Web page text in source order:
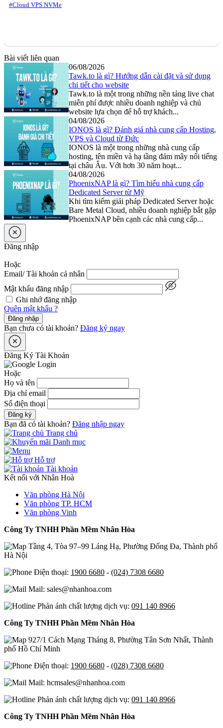
#Cloud VPS NVMe
Bài viết liên quan
06/08/2026
Tawk.to là gì? Hướng dẫn cài đặt và sử dụng
chi tiết cho website
Tawk.to là một trong những nền tảng live chat
miễn phí được nhiều doanh nghiệp và chủ
website lựa chọn để hỗ trợ khách...
04/08/2026
IONOS là gì? Đánh giá nhà cung cấp Hosting,
VPS và Cloud từ Đức
IONOS là một trong những nhà cung cấp
hosting, tên miền và hạ tầng đám mây nổi tiếng
tại châu Âu. Với hơn 30 năm hoạt...
04/08/2026
PhoenixNAP là gì? Tìm hiểu nhà cung cấp
Dedicated Server từ Mỹ
Khi tìm kiếm giải pháp Dedicated Server hoặc
Bare Metal Cloud, nhiều doanh nghiệp bắt gặp
PhoenixNAP bên cạnh các nhà cung cấp...
Đăng nhập
Hoặc
Email/ Tài khoản cá nhân
Mật khẩu đăng nhập
Ghi nhớ đăng nhập
Quên mật khẩu ?
Đăng nhập
Bạn chưa có tài khoản? Đăng ký ngay
Đăng Ký Tài Khoản
Hoặc
Họ và tên
Địa chỉ email
Số điện thoại
Đăng ký
Bạn đã có tài khoản? Đăng nhập ngay
Trang chủ
Danh mục
Hỗ trợ
Tài khoản
Kết nối với Nhân Hoà
Văn phòng Hà Nội
Văn phòng TP. HCM
Văn phòng Vinh
Công Ty TNHH Phần Mềm Nhân Hòa
Tầng 4, Tòa 97–99 Láng Hạ, Phường Đống Đa, Thành phố
Hà Nội
Điện thoại: 1900 6680 - (024) 7308 6680
Mail: sales@nhanhoa.com
Phản ánh chất lượng dịch vụ: 091 140 8966
Công Ty TNHH Phần Mềm Nhân Hòa
927/1 Cách Mạng Tháng 8, Phường Tân Sơn Nhất, Thành
phố Hồ Chí Minh
Điện thoại: 1900 6680 - (028) 7308 6680
Mail: hcmsales@nhanhoa.com
Phản ánh chất lượng dịch vụ: 091 140 8966
Công Ty TNHH Phần Mềm Nhân Hòa